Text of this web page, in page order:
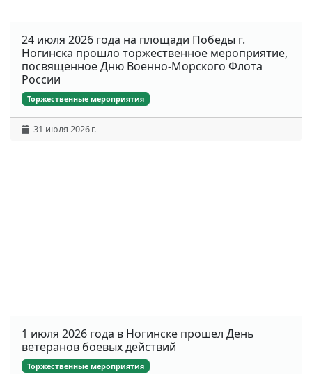
24 июля 2026 года на площади Победы г.
Ногинска прошло торжественное мероприятие,
посвященное Дню Военно-Морского Флота
России
Торжественные мероприятия
31 июля 2026 г.
1 июля 2026 года в Ногинске прошел День
ветеранов боевых действий
Торжественные мероприятия